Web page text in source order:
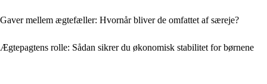
Gaver mellem ægtefæller: Hvornår bliver de omfattet af særeje?
Ægtepagtens rolle: Sådan sikrer du økonomisk stabilitet for børnene